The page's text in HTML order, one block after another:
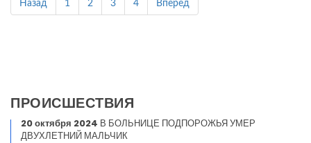
Назад 1 2 3 4 Вперед
ПРОИСШЕСТВИЯ
20 октября 2024 В БОЛЬНИЦЕ ПОДПОРОЖЬЯ УМЕР
ДВУХЛЕТНИЙ МАЛЬЧИК